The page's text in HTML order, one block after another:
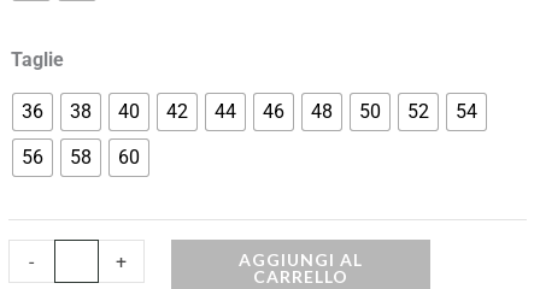
Taglie
36 38 40 42 44 46 48 50 52
54
56
58 60
- +
AGGIUNGI AL
CARRELLO